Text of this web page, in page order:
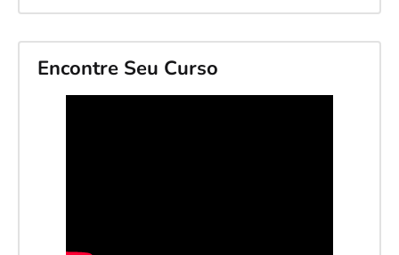
Encontre Seu Curso